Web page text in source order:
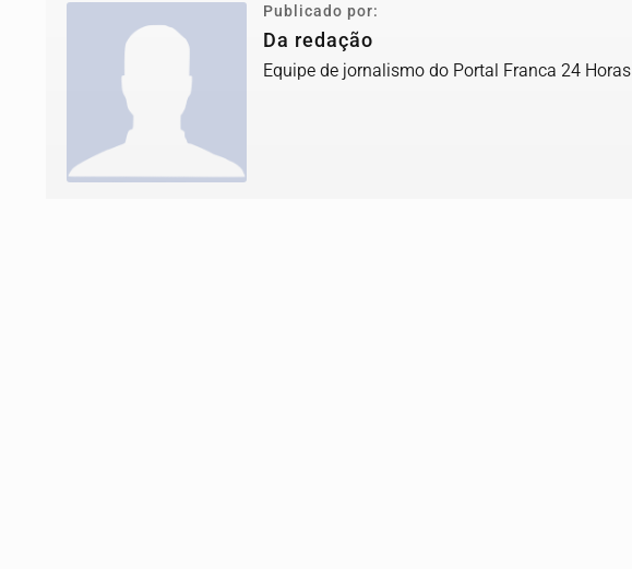
Publicado por:
Da redação
Equipe de jornalismo do Portal Franca 24 Horas